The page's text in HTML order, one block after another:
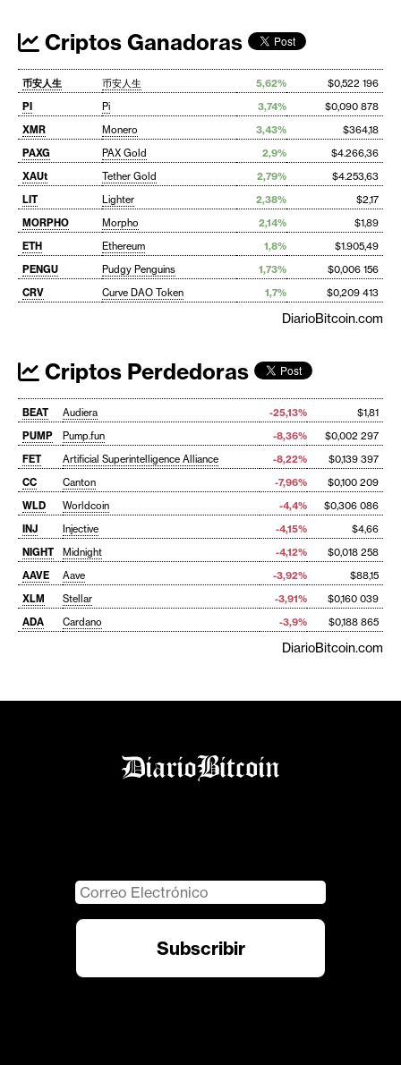
Criptos Ganadoras
币安人生 币安人生 5,62%
$0,522 196
PI
Pi 3,74%
$0,090 878
XMR
Monero 3,43%
$364,18
PAXG
PAX Gold 2,9%
$4.266,36
XAUt
Tether Gold 2,79%
$4.253,63
LIT
Lighter 2,38%
$2,17
MORPHO
Morpho 2,14%
$1,89
ETH
Ethereum 1,8%
$1.905,49
PENGU
Pudgy Penguins 1,73%
$0,006 156
CRV
Curve DAO Token 1,7% $0,209 413
DiarioBitcoin.com
Criptos Perdedoras
BEAT Audiera -25,13%
$1,81
PUMP
Pump.fun -8,36%
$0,002 297
FET
Artificial Superintelligence Alliance -8,22%
$0,139 397
CC
Canton -7,96%
$0,100 209
WLD
Worldcoin -4,4%
$0,306 086
INJ
Injective -4,15%
$4,66
NIGHT
Midnight -4,12%
$0,018 258
AAVE
Aave -3,92%
$88,15
XLM
Stellar -3,91%
$0,160 039
ADA
Cardano -3,9% $0,188 865
DiarioBitcoin.com